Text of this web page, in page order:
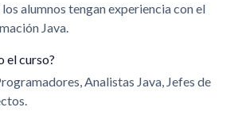
alumnos tengan experiencia con el
Java.
el curso?
Analistas Java, Jefes de